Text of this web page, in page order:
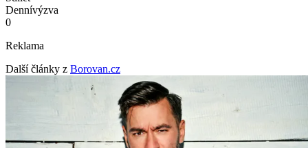
Dennívýzva
0
Reklama
Další články z Borovan.cz